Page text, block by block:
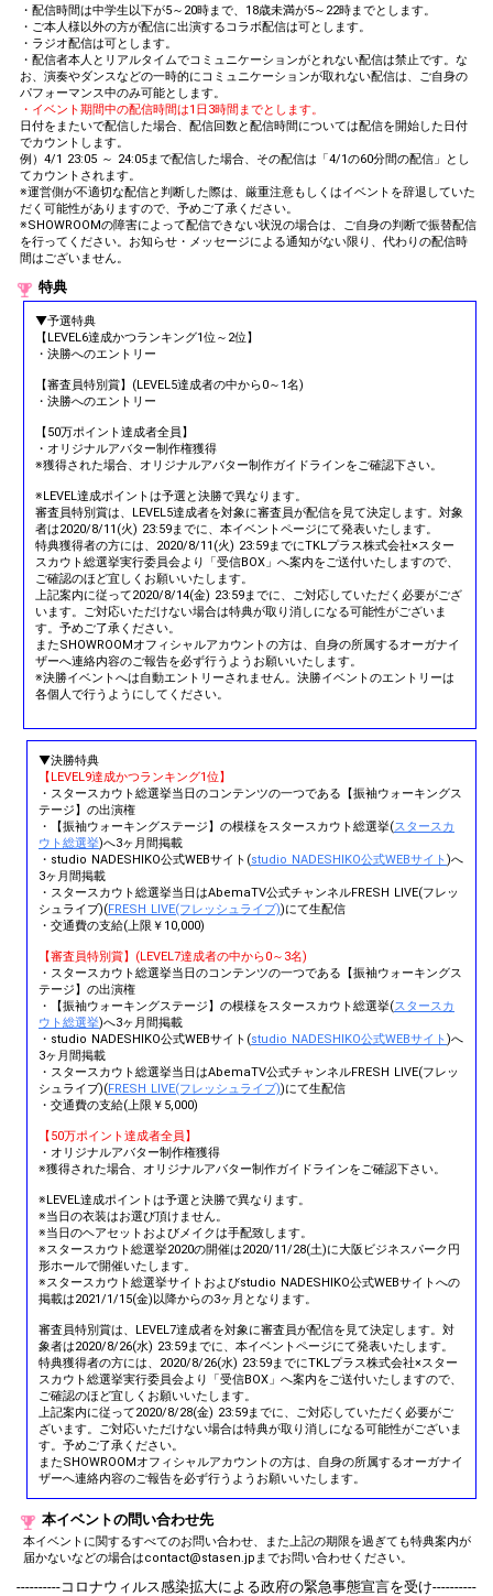
・配信時間は中学生以下が5～20時まで、18歳未満が5～22時までとします。
・ご本人様以外の方が配信に出演するコラボ配信は可とします。
・ラジオ配信は可とします。
・配信者本人とリアルタイムでコミュニケーションがとれない配信は禁止です。な
お、演奏やダンスなどの一時的にコミュニケーションが取れない配信は、ご自身の
パフォーマンス中のみ可能とします。
・イベント期間中の配信時間は1日3時間までとします。
日付をまたいで配信した場合、配信回数と配信時間については配信を開始した日付
でカウントします。
例）4/1 23:05 ～ 24:05まで配信した場合、その配信は「4/1の60分間の配信」とし
てカウントされます。
※運営側が不適切な配信と判断した際は、厳重注意もしくはイベントを辞退していた
だく可能性がありますので、予めご了承ください。
※SHOWROOMの障害によって配信できない状況の場合は、ご自身の判断で振替配信
を行ってください。お知らせ・メッセージによる通知がない限り、代わりの配信時
間はございません。
特典
▼予選特典
【LEVEL6達成かつランキング1位～2位】
・決勝へのエントリー
【審査員特別賞】(LEVEL5達成者の中から0～1名)
・決勝へのエントリー
【50万ポイント達成者全員】
・オリジナルアバター制作権獲得
※獲得された場合、オリジナルアバター制作ガイドラインをご確認下さい。
※LEVEL達成ポイントは予選と決勝で異なります。
審査員特別賞は、LEVEL5達成者を対象に審査員が配信を見て決定します。対象
者は2020/8/11(火) 23:59までに、本イベントページにて発表いたします。
特典獲得者の方には、2020/8/11(火) 23:59までにTKLプラス株式会社×スター
スカウト総選挙実行委員会より「受信BOX」へ案内をご送付いたしますので、
ご確認のほど宜しくお願いいたします。
上記案内に従って2020/8/14(金) 23:59までに、ご対応していただく必要がござ
います。ご対応いただけない場合は特典が取り消しになる可能性がございま
す。予めご了承ください。
またSHOWROOMオフィシャルアカウントの方は、自身の所属するオーガナイ
ザーへ連絡内容のご報告を必ず行うようお願いいたします。
※決勝イベントへは自動エントリーされません。決勝イベントのエントリーは
各個人で行うようにしてください。
▼決勝特典
【LEVEL9達成かつランキング1位】
・スタースカウト総選挙当日のコンテンツの一つである【振袖ウォーキングス
テージ】の出演権
・【振袖ウォーキングステージ】の模様をスタースカウト総選挙(スタースカ
ウト総選挙)へ3ヶ月間掲載
・studio NADESHIKO公式WEBサイト(studio NADESHIKO公式WEBサイト)へ
3ヶ月間掲載
・スタースカウト総選挙当日はAbemaTV公式チャンネルFRESH LIVE(フレッ
シュライブ)(FRESH LIVE(フレッシュライブ))にて生配信
・交通費の支給(上限￥10,000)
【審査員特別賞】(LEVEL7達成者の中から0～3名)
・スタースカウト総選挙当日のコンテンツの一つである【振袖ウォーキングス
テージ】の出演権
・【振袖ウォーキングステージ】の模様をスタースカウト総選挙(スタースカ
ウト総選挙)へ3ヶ月間掲載
・studio NADESHIKO公式WEBサイト(studio NADESHIKO公式WEBサイト)へ
3ヶ月間掲載
・スタースカウト総選挙当日はAbemaTV公式チャンネルFRESH LIVE(フレッ
シュライブ)(FRESH LIVE(フレッシュライブ))にて生配信
・交通費の支給(上限￥5,000)
【50万ポイント達成者全員】
・オリジナルアバター制作権獲得
※獲得された場合、オリジナルアバター制作ガイドラインをご確認下さい。
※LEVEL達成ポイントは予選と決勝で異なります。
※当日の衣装はお選び頂けません。
※当日のヘアセットおよびメイクは手配致します。
※スタースカウト総選挙2020の開催は2020/11/28(土)に大阪ビジネスパーク円
形ホールで開催いたします。
※スタースカウト総選挙サイトおよびstudio NADESHIKO公式WEBサイトへの
掲載は2021/1/15(金)以降からの3ヶ月となります。
審査員特別賞は、LEVEL7達成者を対象に審査員が配信を見て決定します。対
象者は2020/8/26(水) 23:59までに、本イベントページにて発表いたします。
特典獲得者の方には、2020/8/26(水) 23:59までにTKLプラス株式会社×スター
スカウト総選挙実行委員会より「受信BOX」へ案内をご送付いたしますので、
ご確認のほど宜しくお願いいたします。
上記案内に従って2020/8/28(金) 23:59までに、ご対応していただく必要がご
ざいます。ご対応いただけない場合は特典が取り消しになる可能性がございま
す。予めご了承ください。
またSHOWROOMオフィシャルアカウントの方は、自身の所属するオーガナイ
ザーへ連絡内容のご報告を必ず行うようお願いいたします。
本イベントの問い合わせ先
本イベントに関するすべてのお問い合わせ、また上記の期限を過ぎても特典案内が
届かないなどの場合はcontact@stasen.jpまでお問い合わせください。
----------コロナウィルス感染拡大による政府の緊急事態宣言を受け----------